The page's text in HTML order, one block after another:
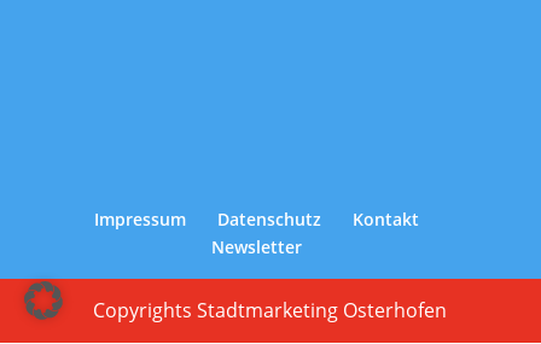
Impressum Datenschutz
Kontakt
Newsletter
Copyrights Stadtmarketing Osterhofen